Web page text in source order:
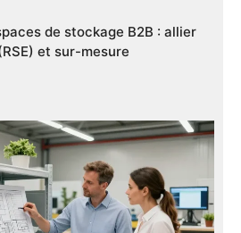
de stockage B2B : allier
et sur-mesure